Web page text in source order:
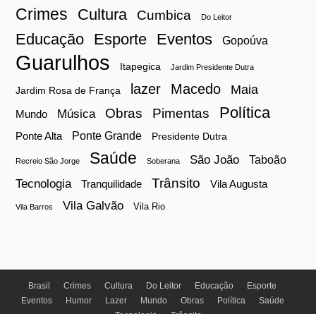
Crimes Cultura Cumbica Do Leitor
Educação Esporte Eventos Gopoúva
Guarulhos Itapegica Jardim Presidente Dutra
Jardim Rosa de França lazer Macedo Maia
Mundo Música Obras Pimentas Política
Ponte Alta Ponte Grande Presidente Dutra
Recreio São Jorge Saúde Soberana São João Taboão
Tecnologia Tranquilidade Trânsito Vila Augusta
Vila Barros Vila Galvão Vila Rio
Brasil Crimes Cultura Do Leitor Educação
Esporte
Eventos
Humor Lazer Mundo Obras Política
Saúde